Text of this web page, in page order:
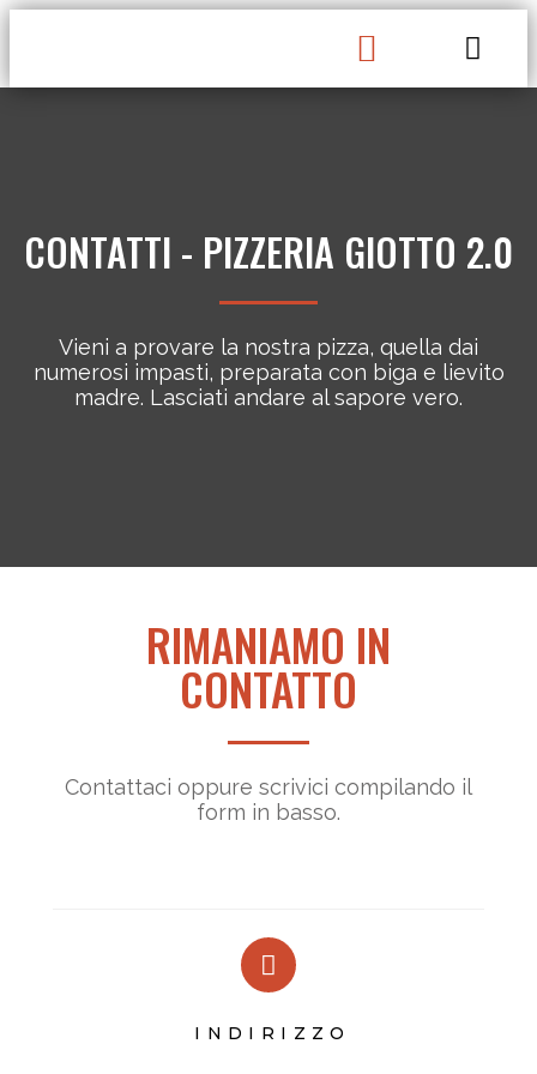
CONTATTI - PIZZERIA GIOTTO 2.0
Vieni a provare la nostra pizza, quella dai
numerosi impasti, preparata con biga e lievito
madre. Lasciati andare al sapore vero.
RIMANIAMO IN
CONTATTO
Contattaci oppure scrivici compilando il
form in basso.
INDIRIZZO